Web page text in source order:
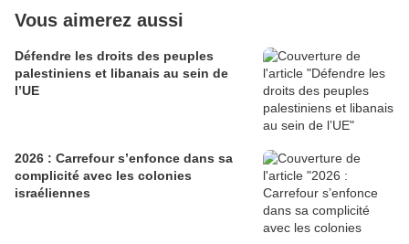
Vous aimerez aussi
Défendre les droits des peuples
palestiniens et libanais au sein de
l’UE
2026 : Carrefour s’enfonce dans sa
complicité avec les colonies
israéliennes